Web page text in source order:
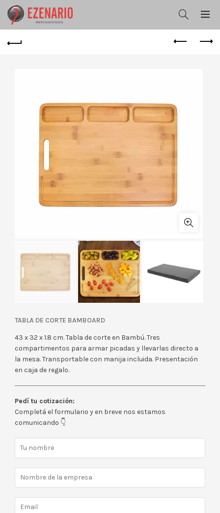
TABLA DE CORTE BAMBOARD
43 x 32 x 1.8 cm. Tabla de corte en Bambú. Tres
compartimentos para armar picadas y llevarlas directo a
la mesa. Transportable con manija incluida. Presentación
en caja de regalo.
Pedí tu cotización:
Completá el formulario y en breve nos estamos
comunicando 👇